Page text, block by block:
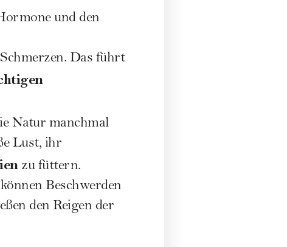
und den
Schmerzen. Das führt
Natur manchmal
Lust, ihr
zu füttern.
Beschwerden
den Reigen der